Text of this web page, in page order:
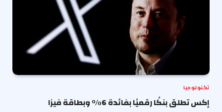
تكنولوجيا
إكس تطلق بنكًا رقميًا بفائدة 6% وبطاقة فيزا